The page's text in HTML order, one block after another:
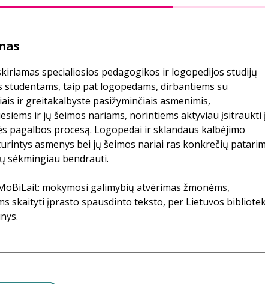
specialiosios pedagogikos ir logopedijos studijų
studentams, taip pat logopedams, dirbantiems su
ir greitakalbyste pasižyminčiais asmenimis,
ir jų šeimos nariams, norintiems aktyviau įsitraukti į
pagalbos procesą. Logopedai ir sklandaus kalbėjimo
asmenys bei jų šeimos nariai ras konkrečių
sėkmingiau bendrauti.
mokymosi galimybių atvėrimas žmonėms,
skaityti įprasto spausdinto teksto, per Lietuvos